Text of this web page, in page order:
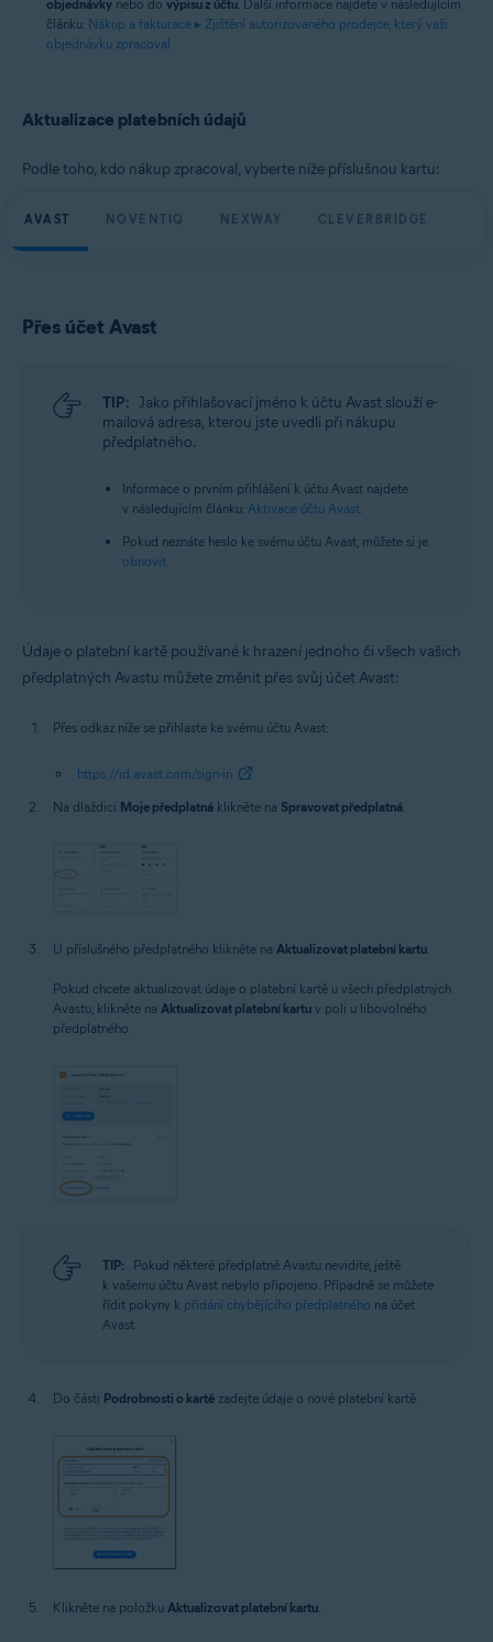
objednávky nebo do výpisu z účtu. Další informace najdete v následujícím
článku: Nákup a fakturace ▸ Zjištění autorizovaného prodejce, který vaši
objednávku zpracoval.
Aktualizace platebních údajů
Podle toho, kdo nákup zpracoval, vyberte níže příslušnou kartu:
AVAST NOVENTIQ NEXWAY CLEVERBRIDGE
Přes účet Avast
TIP: Jako přihlašovací jméno k účtu Avast slouží e-
mailová adresa, kterou jste uvedli při nákupu
předplatného.
Informace o prvním přihlášení k účtu Avast najdete
v následujícím článku: Aktivace účtu Avast.
Pokud neznáte heslo ke svému účtu Avast, můžete si je
obnovit.
Údaje o platební kartě používané k hrazení jednoho či všech vašich
předplatných Avastu můžete změnit přes svůj účet Avast:
Přes odkaz níže se přihlaste ke svému účtu Avast:
https://id.avast.com/sign-in
Na dlaždici Moje předplatná klikněte na Spravovat předplatná.
U příslušného předplatného klikněte na Aktualizovat platební kartu.
Pokud chcete aktualizovat údaje o platební kartě u všech předplatných
Avastu, klikněte na Aktualizovat platební kartu v poli u libovolného
předplatného.
TIP:
Pokud některé předplatné Avastu nevidíte, ještě
k vašemu účtu Avast nebylo připojeno. Případně se můžete
řídit pokyny k přidání chybějícího předplatného na účet
Avast.
Do části Podrobnosti o kartě zadejte údaje o nové platební kartě.
Klikněte na položku Aktualizovat platební kartu